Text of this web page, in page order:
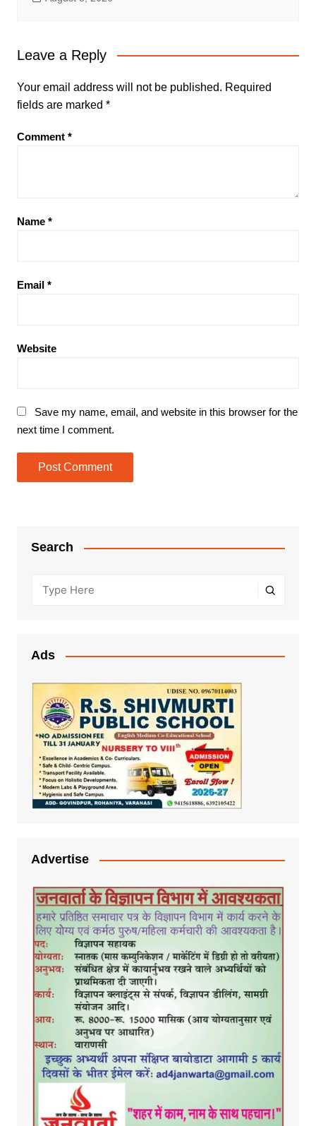
Leave a Reply
Your email address will not be published. Required
fields are marked *
Comment *
Name *
Email *
Website
Save my name, email, and website in this browser for the
next time I comment.
Search
Ads
Advertise